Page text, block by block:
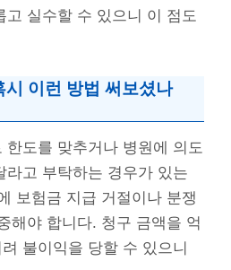
고 실수할 수 있으니 이 점도
시 이런 방법 써보셨나
한도를 맞추거나 병원에 의도
라고 부탁하는 경우가 있는
보험금 지급 거절이나 분쟁
해야 합니다. 청구 금액을 억
불이익을 당할 수 있으니